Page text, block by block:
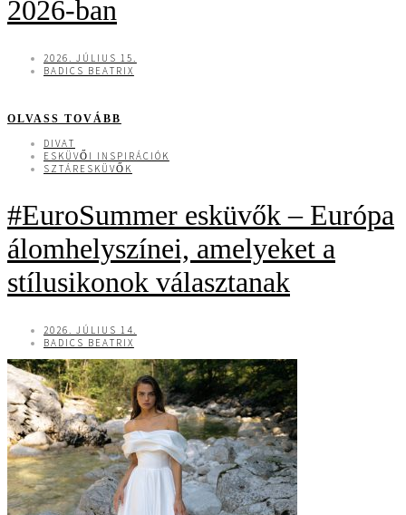
2026-ban
2026. JÚLIUS 15.
BADICS BEATRIX
OLVASS TOVÁBB
DIVAT
ESKÜVŐI INSPIRÁCIÓK
SZTÁRESKÜVŐK
#EuroSummer esküvők – Európa
álomhelyszínei, amelyeket a
stílusikonok választanak
2026. JÚLIUS 14.
BADICS BEATRIX